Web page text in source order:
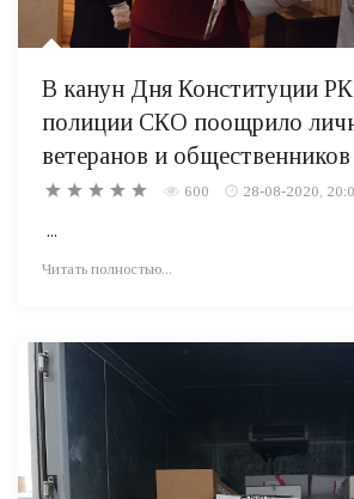
В канун Дня Конституции РК
полиции СКО поощрило
ветеранов и общественников
600 28-08-2020,
...
Читать полностью...